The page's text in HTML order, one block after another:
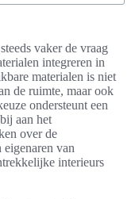
vaker de vraag
integreren in
materialen is niet
de ruimte, maar ook
ondersteunt een
aan het
over de
van
interieurs